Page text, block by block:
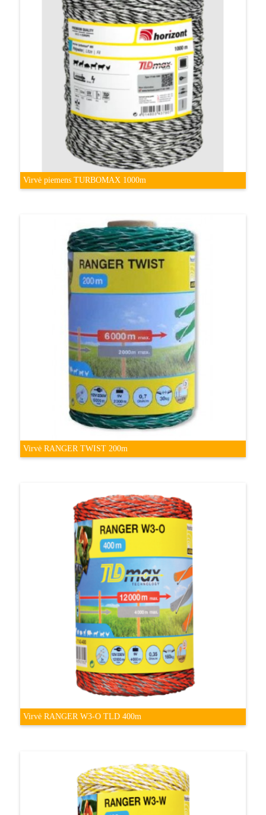
Virvė piemens TURBOMAX 1000m
Virvė RANGER TWIST 200m
Virvė RANGER W3-O TLD 400m